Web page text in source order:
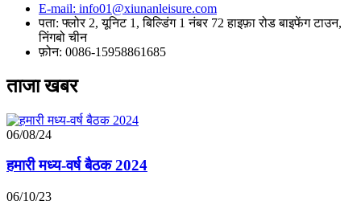
E-mail: info01@xiunanleisure.com
पता: फ्लोर 2, यूनिट 1, बिल्डिंग 1 नंबर 72 हाइफ़ा रोड बाइफेंग टाउन,
निंगबो चीन
फ़ोन: 0086-15958861685
ताजा खबर
06/08/24
हमारी मध्य-वर्ष बैठक 2024
06/10/23